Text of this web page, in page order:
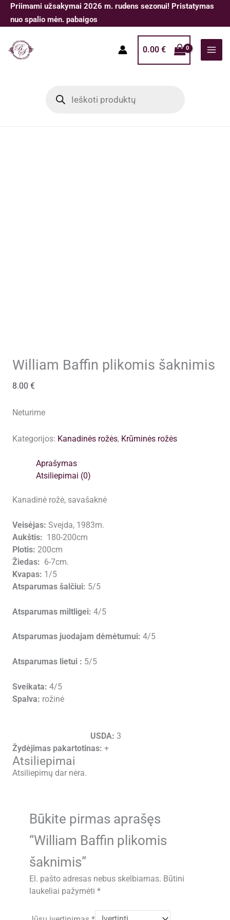
Pereiti
prie
Priimami užsakymai 2026 m. rudens sezonui! Pristatymas
nuo spalio mėn. pabaigos
0.00 €
search
William Baffin plikomis šaknimis
8.00 €
Neturime
Kategorijos: Kanadinės rožės, Krūminės rožės
Aprašymas
Atsiliepimai (0)
Kanadinė rožė, savašaknė
Veisėjas: Svejda, 1983m.
Aukštis: 180-200cm
Plotis: 200cm
Žiedas: 6-7cm.
Kvapas: 1/5
Atsparumas šalčiui: 5/5
Atsparumas miltligei: 4/5
Atsparumas juodajam dėmėtumui: 4/5
Atsparumas lietui : 5/5
Sveikata: 4/5
Spalva: rožinė
USDA: 3
Žydėjimas pakartotinas: +
Atsiliepimai
Atsiliepimų dar nėra.
Būkite pirmas aprašęs
“William Baffin plikomis
šaknimis”
El. pašto adresas nebus skelbiamas. Būtini
laukeliai pažymėti*